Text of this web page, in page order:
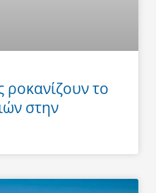
ροκανίζουν το
στην